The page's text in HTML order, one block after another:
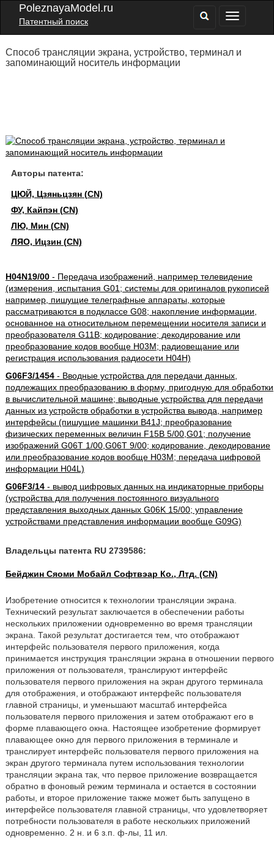
PoleznayaModel.ru
Патентный поиск
Способ трансляции экрана, устройство, терминал и
запоминающий носитель информации
Авторы патента:
ЦЮЙ, Цзяньцзян (CN)
ФУ, Кайпэн (CN)
ЛЮ, Мин (CN)
ЛЯО, Ицзин (CN)
H04N19/00- Передача изображений, например телевидение
(измерения, испытания G01; системы для оригиналов рукописей
например, пишущие телеграфные аппараты, которые
рассматриваются в подклассе G08; накопление информации,
основанное на относительном перемещении носителя записи и
преобразователя G11B; кодирование; декодирование или
преобразование кодов вообще H03M; радиовещание или
регистрация использования радиосети H04H)
G06F3/1454- Вводные устройства для передачи данных,
подлежащих преобразованию в форму, пригодную для обработки
в вычислительной машине; выводные устройства для передачи
данных из устройств обработки в устройства вывода, например
интерфейсы (пишущие машинки B41J; преобразование
физических переменных величин F15B 5/00,G01; получение
изображений G06T 1/00,G06T 9/00; кодирование, декодирование
или преобразование кодов вообще H03M; передача цифровой
информации H04L)
G06F3/14- вывод цифровых данных на индикаторные приборы
(устройства для получения постоянного визуального
представления выходных данных G06K 15/00; управление
устройствами представления информации вообще G09G)
Владельцы патента RU 2739586:
Бейджин Сяоми Мобайл Софтвэар Ко., Лтд. (CN)
Изобретение относится к технологии трансляции экрана.
Технический результат заключается в обеспечении работы
нескольких приложении одновременно во время трансляции
экрана. Такой результат достигается тем, что отображают
интерфейс пользователя первого приложения, когда
принимается инструкция трансляции экрана в отношении первого
приложения от пользователя, транслируют интерфейс
пользователя первого приложения на экран другого терминала
для отображения, и отображают интерфейс пользователя
главной страницы, и уменьшают масштаб интерфейса
пользователя первого приложения и затем отображают его в
форме плавающего окна. Настоящее изобретение формирует
плавающее окно для первого приложения в терминале и
транслирует интерфейс пользователя первого приложения на
экран другого терминала путем использования технологии
трансляции экрана так, что первое приложение возвращается
обратно в фоновый режим терминала и остается в состоянии
работы, и второе приложение также может быть запущено в
интерфейсе пользователя главной страницы, что удовлетворяет
потребности пользователя в работе нескольких приложений
одновременно. 2 н. и 6 з.п. ф-лы, 11 ил.